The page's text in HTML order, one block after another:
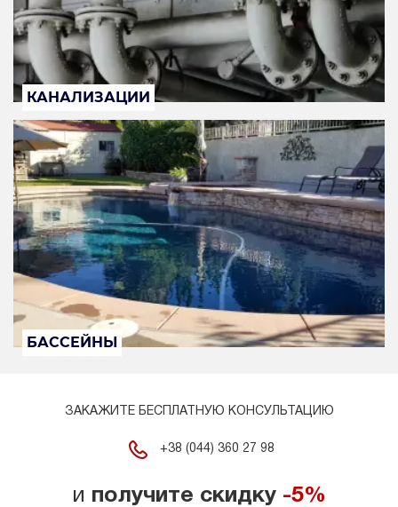
КАНАЛИЗАЦИИ
БАССЕЙНЫ
ЗАКАЖИТЕ БЕСПЛАТНУЮ КОНСУЛЬТАЦИЮ
+38 (044) 360 27 98
и получите скидку -5%